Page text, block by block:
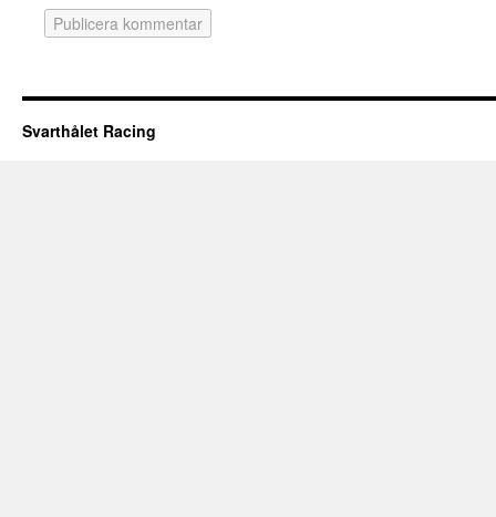
Svarthålet Racing